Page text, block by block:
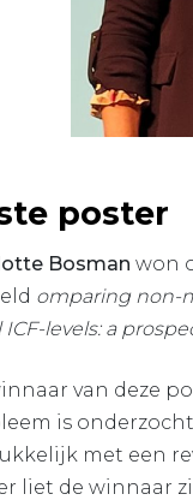
poster
Bosman won
omparing non-
ICF-levels: a
van deze
is
met een
liet de winnaar